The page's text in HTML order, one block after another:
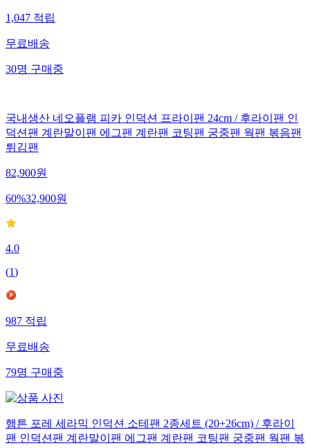
1,047 적립
무료배송
30명 구매중
국내생산 네오플램 피카 인덕션 프라이팬 24cm / 후라이팬 인
덕션팬 계란말이팬 에그팬 계란팬 코팅팬 궁중팬 웍팬 볶음팬
튀김팬
82,900원
60%32,900원
4.0
(1)
987적립
무료배송
79명구매중
햄튼 포레 세라믹 인덕션 소테팬 2종세트 (20+26cm) / 후라이
팬 인덕션팬 계란말이팬 에그팬 계란팬 코팅팬 궁중팬 웍팬 볶